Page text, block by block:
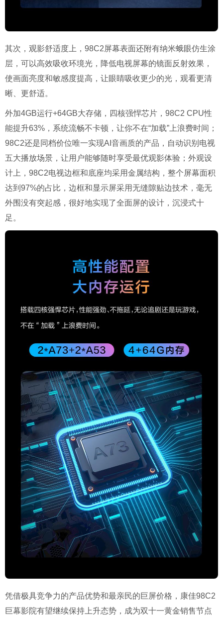
其次，观影舒适度上，98C2屏幕表面还附有纳米蛾眼仿生涂
层，可以高效吸收环境光，降低电视屏幕的镜面反射效果，
使画面亮度和敏感度提高，让眼睛吸收更少的光，观看更清
晰、更舒适。
外加4GB运行+64GB大存储，四核强悍芯片，98C2 CPU性
能提升63%，系统流畅不卡顿，让你不在“加载”上浪费时间；
98C2还是同档价位唯一实现AI音画质的产品，自动识别电视
五大播放场景，让用户能够随时享受最优观影体验；外观设
计上，98C2电视边框和底座均采用金属结构，整个屏幕面积
达到97%的占比，边框和显示屏采用无缝隙贴边技术，毫无
外围没有突起感，很好地实现了全面屏的设计，沉浸式十
足。
凭借极具竞争力的产品优势和最亲民的巨屏价格，康佳98C2
巨幕影院有望继续保持上升态势，成为双十一黄金销售节点